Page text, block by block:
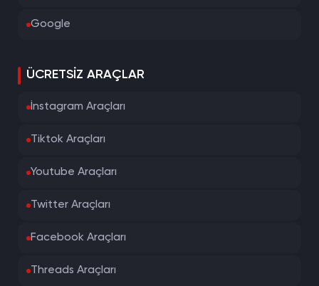
Google
ÜCRETSIZ ARAÇLAR
İnstagram Araçları
Tiktok Araçları
Youtube Araçları
Twitter Araçları
Facebook Araçları
Threads Araçları